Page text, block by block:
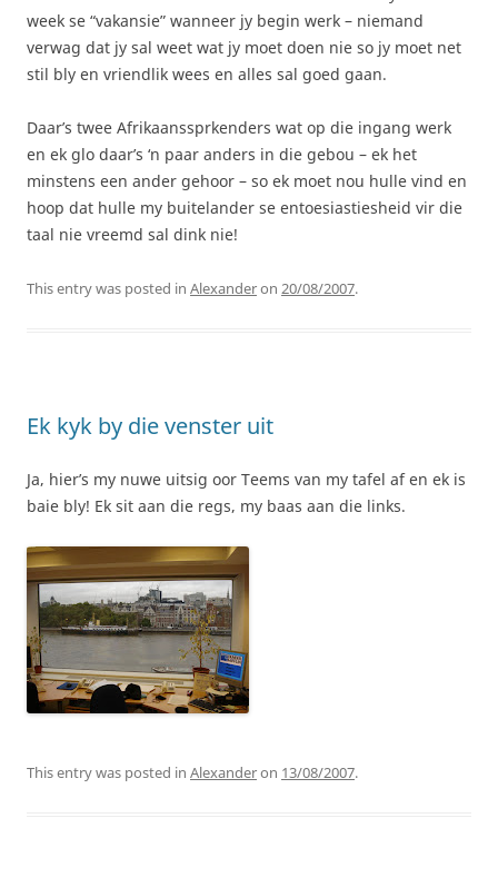
week se “vakansie” wanneer jy begin werk – niemand
verwag dat jy sal weet wat jy moet doen nie so jy moet net
stil bly en vriendlik wees en alles sal goed gaan.
Daar’s twee Afrikaanssprkenders wat op die ingang werk
en ek glo daar’s ‘n paar anders in die gebou – ek het
minstens een ander gehoor – so ek moet nou hulle vind en
hoop dat hulle my buitelander se entoesiastiesheid vir die
taal nie vreemd sal dink nie!
This entry was posted in Alexanderon 20/08/2007.
Ek kyk by die venster uit
Ja, hier’s my nuwe uitsig oor Teems van my tafel af en ek is
baie bly! Ek sit aan die regs, my baas aan die links.
This entry was posted in Alexanderon 13/08/2007.